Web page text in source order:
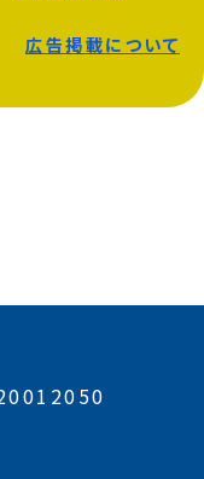
広告掲載について